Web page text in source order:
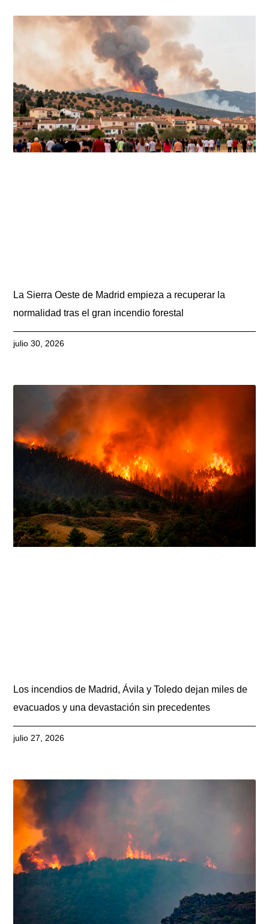
La Sierra Oeste de Madrid empieza a recuperar la
normalidad tras el gran incendio forestal
julio 30, 2026
Los incendios de Madrid, Ávila y Toledo dejan miles de
evacuados y una devastación sin precedentes
julio 27, 2026